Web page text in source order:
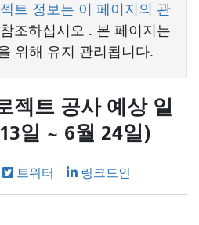
트 정보는 이 페이지의 관
참조하십시오 . 본 페이지는
위해 유지 관리됩니다.
젝트 공사 예상 일
일 ~ 6월 24일)
트위터 링크드인